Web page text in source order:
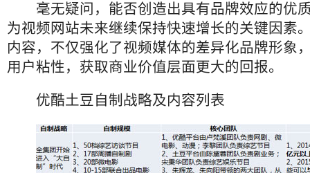
毫无疑问，能否创造出具有品牌效应的优
为视频网站未来继续保持快速增长的关键因素
内容，不仅强化了视频媒体的差异化品牌形象
用户粘性，获取商业价值层面更大的回报。
优酷土豆自制战略及内容列表